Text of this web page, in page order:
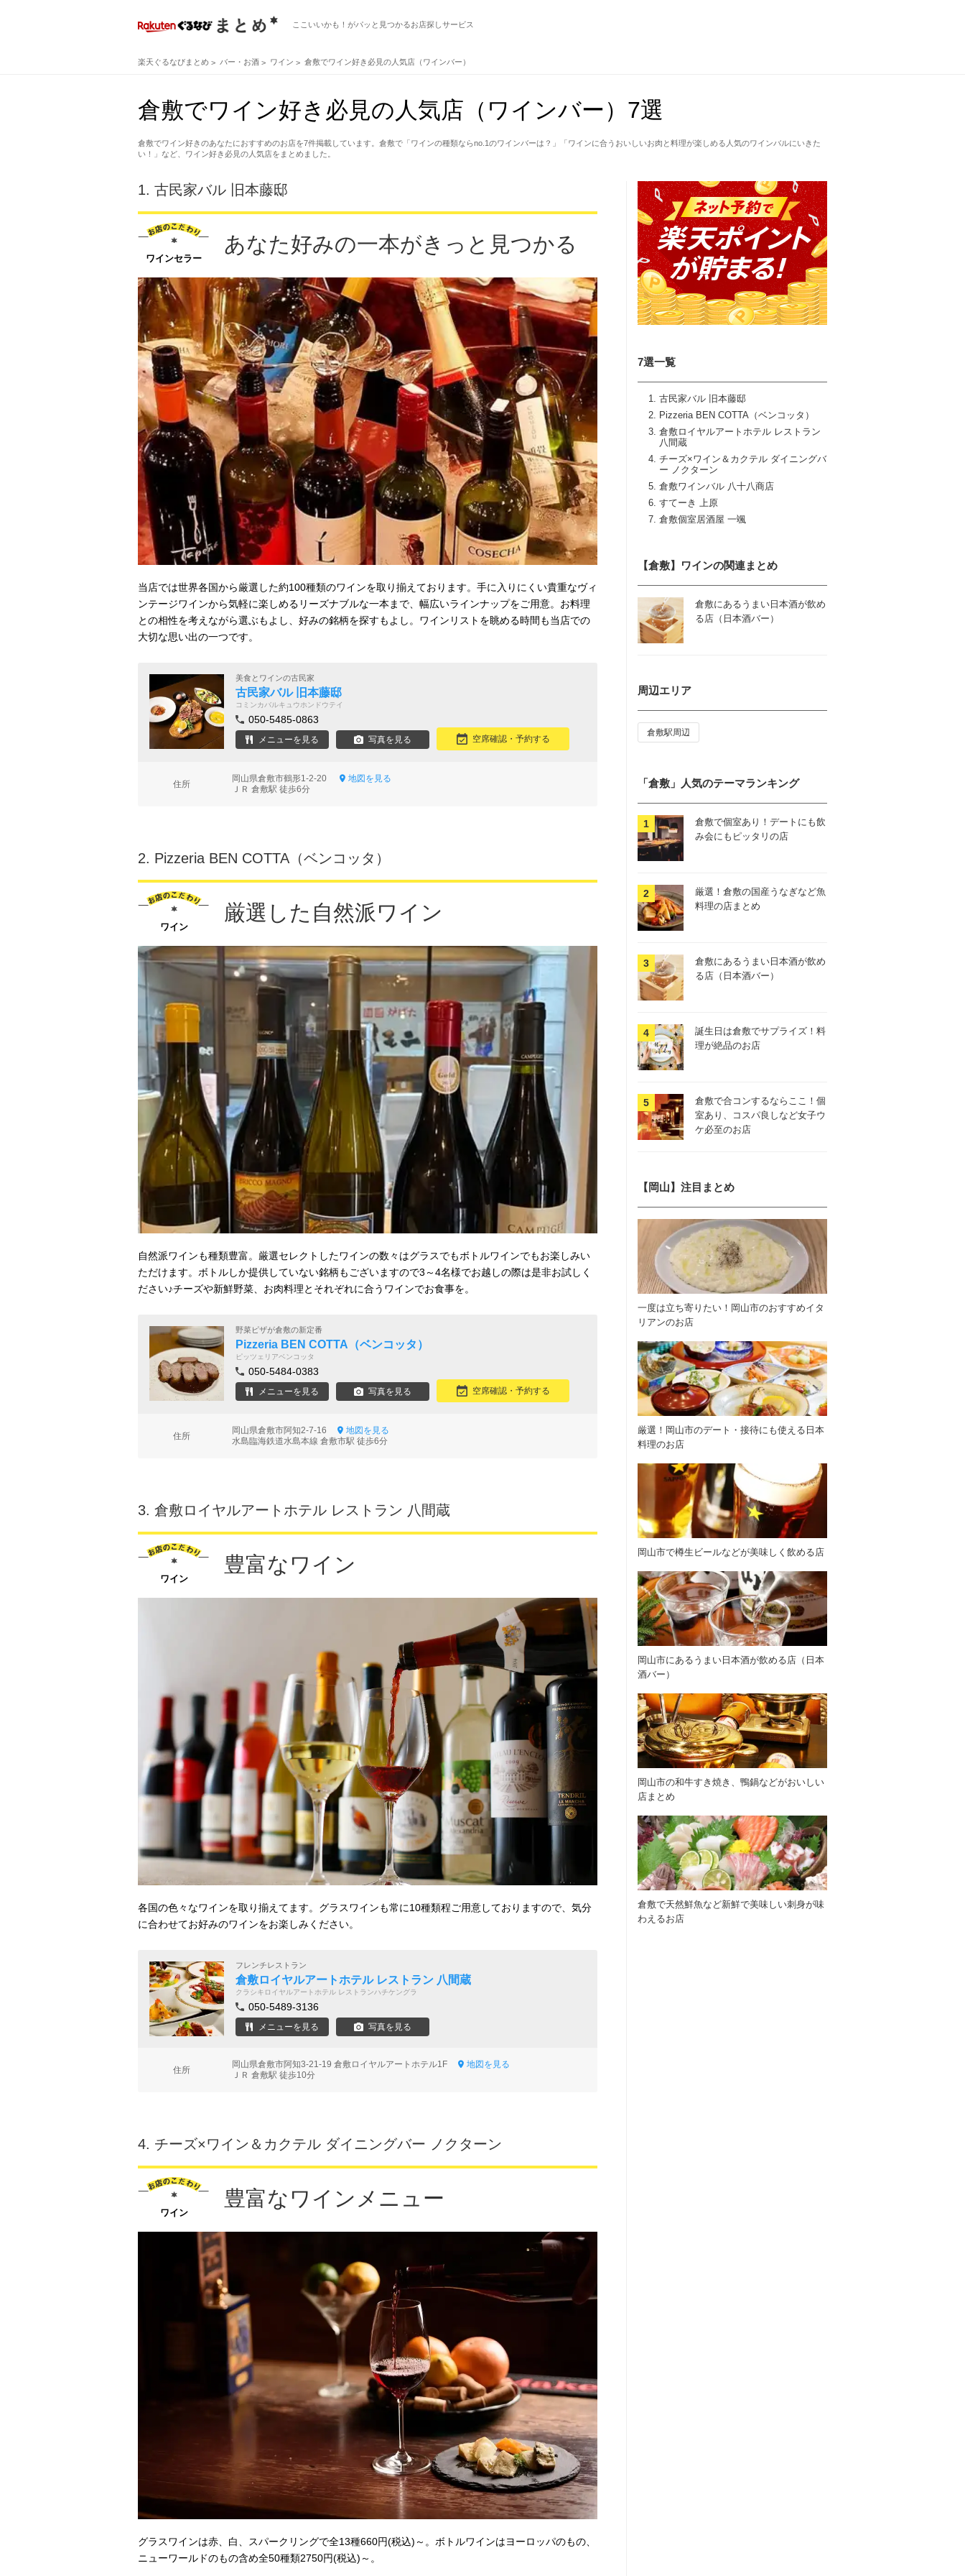
ここいいかも！がパッと見つかるお店探しサービス
楽天ぐるなびまとめ バー・お酒 ワイン 倉敷でワイン好き必見の人気店（ワインバー）
倉敷でワイン好き必見の人気店（ワインバー）7選
倉敷でワイン好きのあなたにおすすめのお店を7件掲載しています。倉敷で「ワインの種類ならno.1のワインバーは？」「ワインに合うおいしいお肉と料理が楽しめる人気のワインバルにいきた
い！」など、ワイン好き必見の人気店をまとめました。
7選一覧
古民家バル 旧本藤邸
Pizzeria BEN COTTA（ベンコッタ）
倉敷ロイヤルアートホテル レストラン
八間蔵
チーズ×ワイン＆カクテル ダイニングバ
ー ノクターン
倉敷ワインバル 八十八商店
すてーき 上原
倉敷個室居酒屋 一颯
1. 古民家バル 旧本藤邸
ワインセラー
あなた好みの一本がきっと見つかる
当店では世界各国から厳選した約100種類のワインを取り揃えております。手に入りにくい貴重なヴィ
ンテージワインから気軽に楽しめるリーズナブルな一本まで、幅広いラインナップをご用意。お料理
との相性を考えながら選ぶもよし、好みの銘柄を探すもよし。ワインリストを眺める時間も当店での
大切な思い出の一つです。
美食とワインの古民家
古民家バル 旧本藤邸
コミンカバルキュウホンドウテイ
050-5485-0863
メニューを見る 写真を見る 空席確認・予約する
住所
岡山県倉敷市鶴形1-2-20
地図を見る
ＪＲ 倉敷駅 徒歩6分
2. Pizzeria BEN COTTA（ベンコッタ）
ワイン
厳選した自然派ワイン
自然派ワインも種類豊富。厳選セレクトしたワインの数々はグラスでもボトルワインでもお楽しみい
ただけます。ボトルしか提供していない銘柄もございますので3～4名様でお越しの際は是非お試しく
ださい♪チーズや新鮮野菜、お肉料理とそれぞれに合うワインでお食事を。
野菜ピザが倉敷の新定番
Pizzeria BEN COTTA（ベンコッタ）
ピッツェリアベンコッタ
050-5484-0383
メニューを見る 写真を見る 空席確認・予約する
住所
岡山県倉敷市阿知2-7-16
地図を見る
水島臨海鉄道水島本線 倉敷市駅 徒歩6分
3. 倉敷ロイヤルアートホテル レストラン 八間蔵
ワイン
豊富なワイン
各国の色々なワインを取り揃えてます。グラスワインも常に10種類程ご用意しておりますので、気分
に合わせてお好みのワインをお楽しみください。
フレンチレストラン
倉敷ロイヤルアートホテル レストラン 八間蔵
クラシキロイヤルアートホテル レストランハチケングラ
050-5489-3136
メニューを見る 写真を見る
住所
岡山県倉敷市阿知3-21-19 倉敷ロイヤルアートホテル1F
地図を見る
ＪＲ 倉敷駅 徒歩10分
4. チーズ×ワイン＆カクテル ダイニングバー ノクターン
ワイン
豊富なワインメニュー
グラスワインは赤、白、スパークリングで全13種660円(税込)～。ボトルワインはヨーロッパのもの、
ニューワールドのもの含め全50種類2750円(税込)～。
【倉敷】ワインの関連まとめ
倉敷にあるうまい日本酒が飲め
る店（日本酒バー）
周辺エリア
倉敷駅周辺
「倉敷」人気のテーマランキング
倉敷で個室あり！デートにも飲
み会にもピッタリの店
厳選！倉敷の国産うなぎなど魚
料理の店まとめ
倉敷にあるうまい日本酒が飲め
る店（日本酒バー）
誕生日は倉敷でサプライズ！料
理が絶品のお店
倉敷で合コンするならここ！個
室あり、コスパ良しなど女子ウ
ケ必至のお店
【岡山】注目まとめ
一度は立ち寄りたい！岡山市のおすすめイタ
リアンのお店
厳選！岡山市のデート・接待にも使える日本
料理のお店
岡山市で樽生ビールなどが美味しく飲める店
岡山市にあるうまい日本酒が飲める店（日本
酒バー）
岡山市の和牛すき焼き、鴨鍋などがおいしい
店まとめ
倉敷で天然鮮魚など新鮮で美味しい刺身が味
わえるお店